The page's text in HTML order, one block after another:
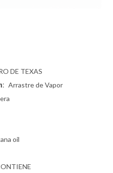
DE TEXAS
Arrastre de Vapor
oil